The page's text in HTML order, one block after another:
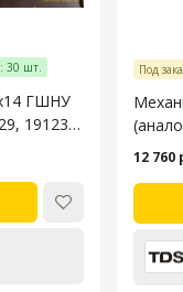
30 шт.
ГШНУ
19123-
Под
12 760